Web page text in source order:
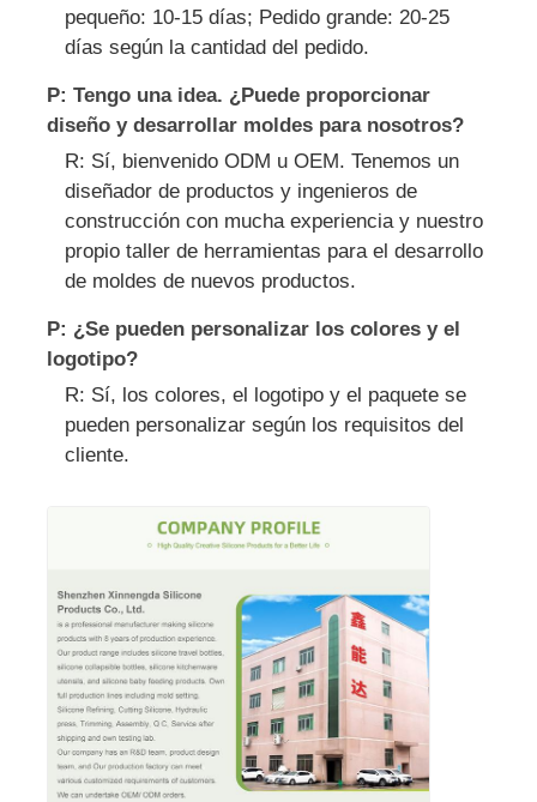
pequeño: 10-15 días; Pedido grande: 20-25
días según la cantidad del pedido.
P: Tengo una idea. ¿Puede proporcionar
diseño y desarrollar moldes para nosotros?
R: Sí, bienvenido ODM u OEM. Tenemos un
diseñador de productos y ingenieros de
construcción con mucha experiencia y nuestro
propio taller de herramientas para el desarrollo
de moldes de nuevos productos.
P: ¿Se pueden personalizar los colores y el
logotipo?
R: Sí, los colores, el logotipo y el paquete se
pueden personalizar según los requisitos del
cliente.